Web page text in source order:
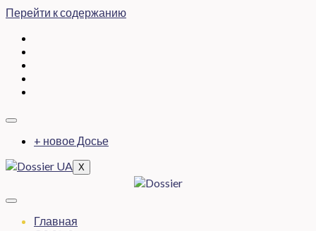
Перейти к содержанию
+ новое Досье
X
Главная